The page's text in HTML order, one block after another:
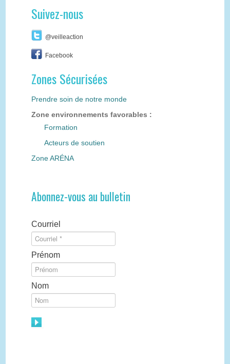
Suivez-nous
@veilleaction
Facebook
Zones Sécurisées
Prendre soin de notre monde
Zone environnements favorables :
Formation
Acteurs de soutien
Zone ARÉNA
Abonnez-vous au bulletin
Courriel
Prénom
Nom